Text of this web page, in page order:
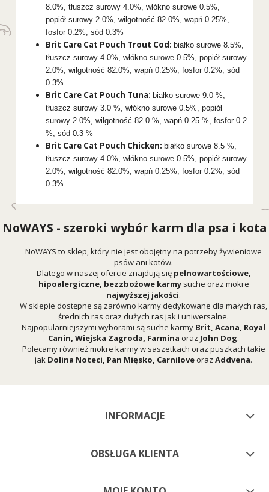
8.0%, tłuszcz surowy 4.0%, włókno surowe 0.5%,
popiół surowy 2.0%, wilgotność 82.0%, wapń 0.25%,
fosfor 0.2%, sód 0.3%
Brit Care Cat Pouch Trout Cod: białko surowe 8.5%,
tłuszcz surowy 4.0%, włókno surowe 0.5%, popiół surowy
2.0%, wilgotność 82.0%, wapń 0.25%, fosfor 0.2%, sód
0.3%.
Brit Care Cat Pouch Tuna: białko surowe 9.0 %,
tłuszcz surowy 3.0 %, włókno surowe 0.5%, popiół
surowy 2.0%, wilgotność 82.0 %, wapń 0.25 %, fosfor 0.2
%, sód 0.3 %
Brit Care Cat Pouch Chicken: białko surowe 8.5 %,
tłuszcz surowy 4.0%, włókno surowe 0.5%, popiół surowy
2.0%, wilgotność 82.0%, wapń 0.25%, fosfor 0.2%, sód
0.3%
NoWAYS - szeroki wybór karm dla psa i kota
NoWAYS to sklep, który nie jest obojętny na potrzeby żywieniowe
psów ani kotów.
Dlatego w naszej ofercie znajdują się pełnowartościowe,
hipoalergiczne, bezzbożowe karmy suche oraz mokre
najwyższej jakości.
W sklepie dostępne są zarówno karmy dedykowane dla małych ras,
średnich ras oraz dużych ras jak i uniwersalne.
Najpopularniejszymi wyborami są suche karmy Brit Acana Royal
Canin Wiejska Zagroda Farmina oraz John Dog.
Polecamy również mokre karmy w saszetkach oraz puszkach takie
jak Dolina Noteci Pan Mięsko Carniloveoraz Addvena.
INFORMACJE
OBSŁUGA KLIENTA